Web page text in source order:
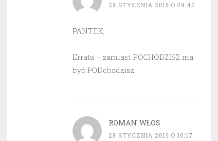
28 STYCZNIA 2016 O 09:40
PANTEK,
Errata – zamiast POCHODZISZ ma
być PODchodzisz.
ROMAN WŁOS
28 STYCZNIA 2016 O 10:17